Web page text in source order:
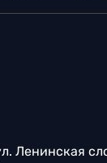
Ленинская